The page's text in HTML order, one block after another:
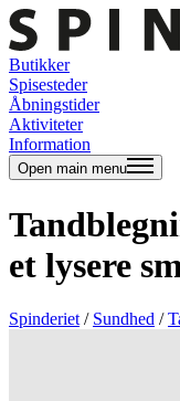
Butikker
Spisesteder
Åbningstider
Aktiviteter
Information
Open main menu
et lysere
Spinderiet / Sundhed /